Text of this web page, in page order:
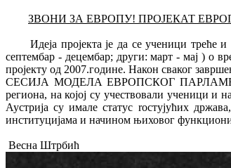
ЗВОНИ ЗА ЕВРОПУ! ПРОЈЕКАТ
Идеја пројекта је да се ученици треће
септембар - децембар; други: март - мај ) о
пројекту од 2007.године. Након сваког
СЕСИЈА МОДЕЛА ЕВРОПСКОГ ПАРЛАМЕНТА У
региона, на којој су учествовали ученици
Аустрија су имале статус roстујућих
институцијама и начином њиховог
Весна Штрбић